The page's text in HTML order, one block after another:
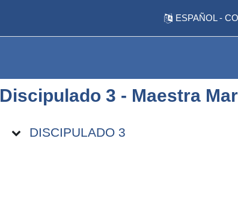
ESPAÑOL -
Discipulado 3 - Maestra
Diagrama de temas
DISCIPULADO 3